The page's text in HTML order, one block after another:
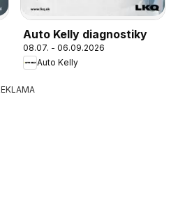
Auto Kelly diagnostiky
08.07. - 06.09.2026
Auto Kelly